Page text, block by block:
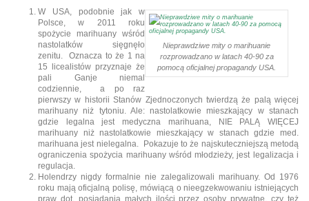
Nieprawdziwe mity o marihuanie
rozprowadzano w latach 40-90 za
pomocą oficjalnej propagandy USA.
W USA, podobnie jak w
Polsce, w 2011 roku
spożycie marihuany wśród
nastolatków sięgnęło
zenitu. Oznacza to że 1 na
15 licealistów przyznaje że
pali Ganje niemal
codziennie, a po raz
pierwszy w historii Stanów Zjednoczonych twierdzą że palą więcej
marihuany niż tytoniu. Ale: nastolatkowie mieszkający w stanach
gdzie legalna jest medyczna marihuana, NIE PALĄ WIĘCEJ
marihuany niż nastolatkowie mieszkający w stanach gdzie med.
marihuana jest nielegalna. Pokazuje to że najskuteczniejszą metodą
ograniczenia spożycia marihuany wśród młodzieży, jest legalizacja i
regulacja.
Holendrzy nigdy formalnie nie zalegalizowali marihuany. Od 1976
roku mają oficjalną polisę, mówiącą o nieegzekwowaniu istniejących